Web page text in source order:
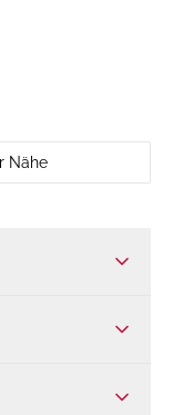
Nähe